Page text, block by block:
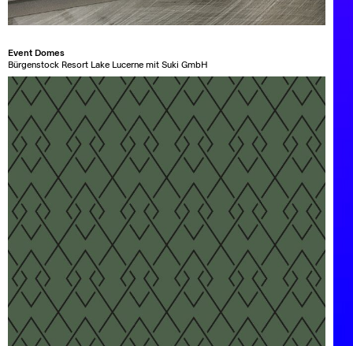
Event Domes
Bürgenstock Resort Lake Lucerne mit Suki GmbH